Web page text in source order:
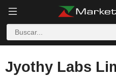
Jyothy Labs